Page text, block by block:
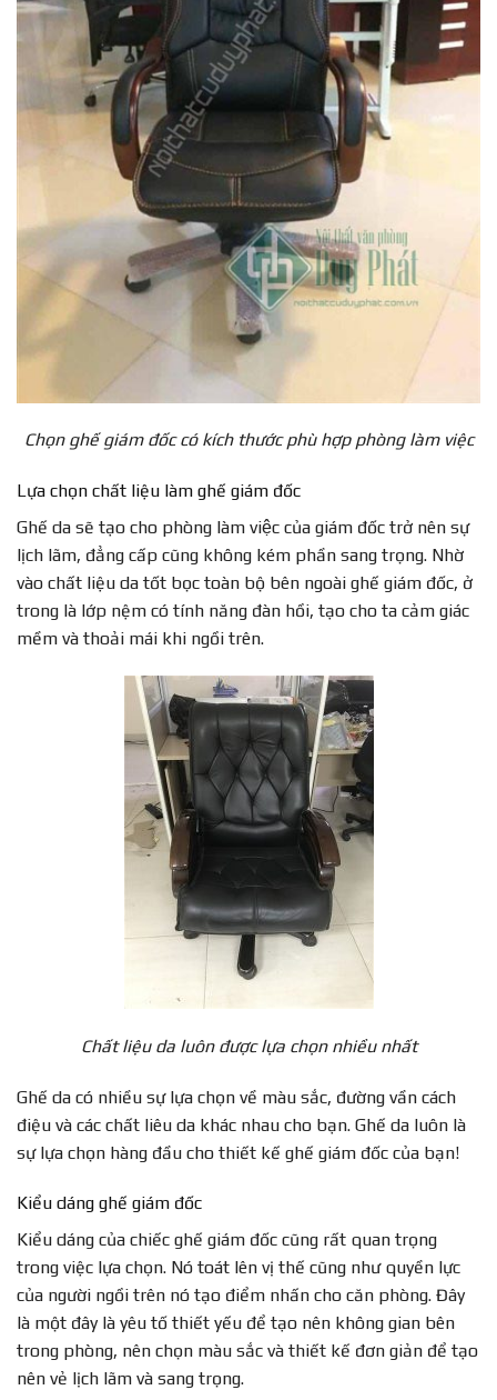
Chọn ghế giám đốc có kích thước phù hợp phòng làm việc
Lựa chọn chất liệu làm ghế giám đốc
Ghế da sẽ tạo cho phòng làm việc của giám đốc trở nên sự
lịch lãm, đẳng cấp cũng không kém phần sang trọng. Nhờ
vào chất liệu da tốt bọc toàn bộ bên ngoài ghế giám đốc, ở
trong là lớp nệm có tính năng đàn hồi, tạo cho ta cảm giác
mềm và thoải mái khi ngồi trên.
Chất liệu da luôn được lựa chọn nhiều nhất
Ghế da có nhiều sự lựa chọn về màu sắc, đường vần cách
điệu và các chất liêu da khác nhau cho bạn. Ghế da luôn là
sự lựa chọn hàng đầu cho thiết kế ghế giám đốc của bạn!
Kiểu dáng ghế giám đốc
Kiểu dáng của chiếc ghế giám đốc cũng rất quan trọng
trong việc lựa chọn. Nó toát lên vị thế cũng như quyền lực
của người ngồi trên nó tạo điểm nhấn cho căn phòng. Đây
là một đây là yêu tố thiết yếu để tạo nên không gian bên
trong phòng, nên chọn màu sắc và thiết kế đơn giản để tạo
nên vẻ lịch lãm và sang trọng.